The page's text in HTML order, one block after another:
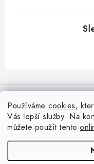
Používáme cookies,
Vás lepší služby. Na
můžete použít tento
á
Doprava
Nepřehlédněte
Blog s nápady a návody
Slovník pojmů, české návody